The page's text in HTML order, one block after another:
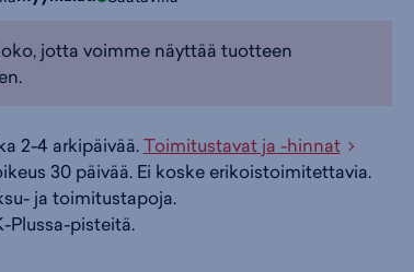
i
n
s
:
s
:
jotta voimme näyttää tuotteen
2-4 arkipäivää.Toimitustavat ja -hinnat
30 päivää. Ei koske erikoistoimitettavia.
ja toimitustapoja.
Plussa-pisteitä.